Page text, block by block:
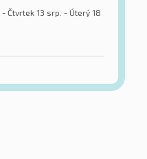
Čtvrtek 13 srp. - Úterý 18